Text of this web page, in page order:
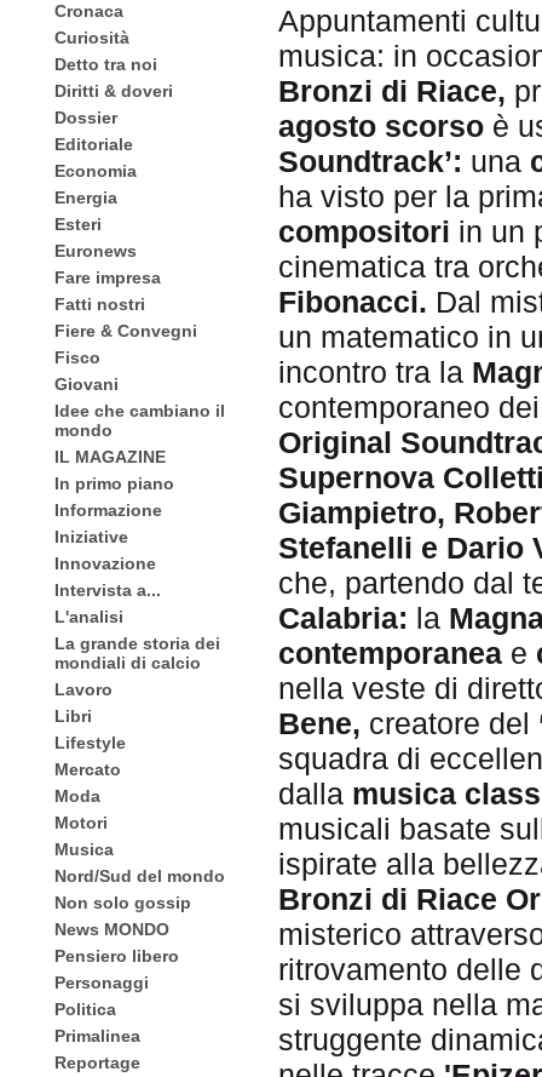
Cronaca
Curiosità
Detto tra noi
Diritti & doveri
Dossier
Editoriale
Economia
Energia
Esteri
Euronews
Fare impresa
Fatti nostri
Fiere & Convegni
Fisco
Giovani
Idee che cambiano il
mondo
IL MAGAZINE
In primo piano
Informazione
Iniziative
Innovazione
Intervista a...
L'analisi
La grande storia dei
mondiali di calcio
Lavoro
Libri
Lifestyle
Mercato
Moda
Motori
Musica
Nord/Sud del mondo
Non solo gossip
News MONDO
Pensiero libero
Personaggi
Politica
Primalinea
Reportage
Appuntamenti
musica: in
Bronzi di Riace,
agosto scorso è
Soundtrack’: una
ha visto per la
compositori in un
cinematica tra
Fibonacci. Dal
un matematico in
incontro tra la
contemporaneo
Original
Supernova
Giampietro,
Stefanelli e Dario
che, partendo dal
Calabria: la
contemporanea e
nella veste di
Bene, creatore del
squadra di
dalla musica
musicali basate
ispirate alla
Bronzi di Riace
misterico
ritrovamento delle
si sviluppa nella
struggente